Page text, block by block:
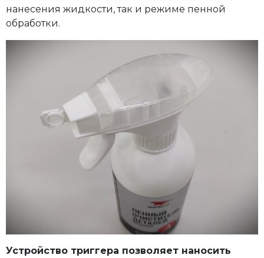
нанесения жидкости, так и режиме пенной
обработки.
Устройство триггера позволяет наносить